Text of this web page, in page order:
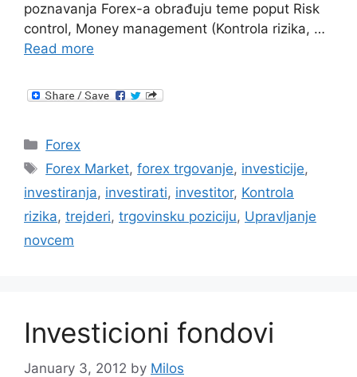
poznavanja Forex-a obrađuju teme poput Risk
control, Money management (Kontrola rizika, …
Read more
Categories
Forex
Tags
Forex Market,forex trgovanje, investicije,
investiranja, investirati, investitor, Kontrola
rizika, trejderi, trgovinsku poziciju, Upravljanje
novcem
Investicioni fondovi
January 3, 2012 by Milos